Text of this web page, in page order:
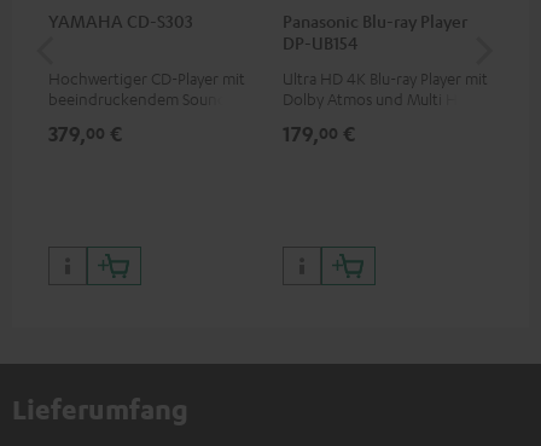
YAMAHA CD-S303
Hochwertiger CD-Player mit
beeindruckendem Sound und
379,00 €
Panasonic Blu-ray Player
DP-UB154
Ultra HD 4K Blu-ray Player mit
Dolby Atmos und Multi HDR-
HDR10+ für eine überragende
179,00 €
Lieferumfang